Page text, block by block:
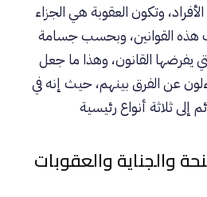
وتكون العقوبة هي الجزاء
القوانين، وبحسب جسامة
يفرضها القانون، وهذا ما جعل
عن الفرق بينهم، حيث إنه في
إلى ثلاثة أنواع رئيسية
والجناية والعقوبات